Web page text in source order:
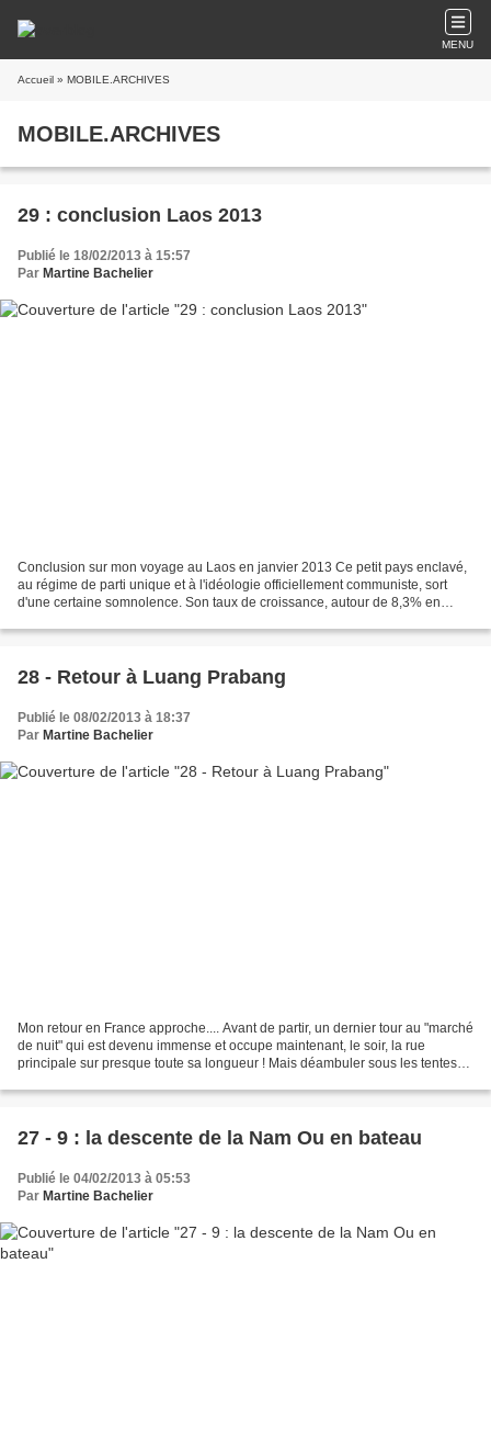
MENU
Accueil » MOBILE.ARCHIVES
MOBILE.ARCHIVES
29 : conclusion Laos 2013
Publié le 18/02/2013 à 15:57
Par Martine Bachelier
Conclusion sur mon voyage au Laos en janvier 2013 Ce petit pays enclavé,
au régime de parti unique et à l'idéologie officiellement communiste, sort
d'une certaine somnolence. Son taux de croissance, autour de 8,3% en
28 - Retour à Luang Prabang
Publié le 08/02/2013 à 18:37
Par Martine Bachelier
Mon retour en France approche.... Avant de partir, un dernier tour au "marché
de nuit" qui est devenu immense et occupe maintenant, le soir, la rue
principale sur presque toute sa longueur ! Mais déambuler sous les tentes
27 - 9 : la descente de la Nam Ou en bateau
Publié le 04/02/2013 à 05:53
Par Martine Bachelier